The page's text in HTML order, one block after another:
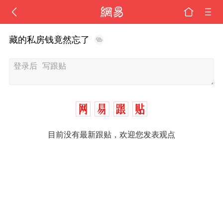
藏的私房钱竟然忘了
目前没有最新跟贴，欢迎您发表观点